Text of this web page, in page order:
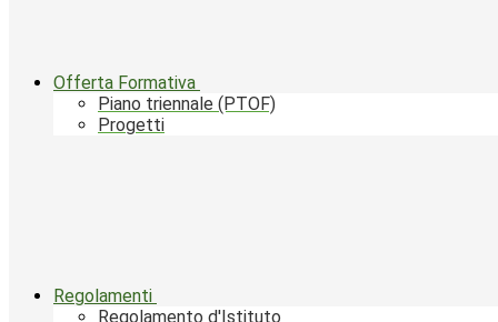
Offerta Formativa
Piano triennale (PTOF)
Progetti
Regolamenti
Regolamento d'Istituto